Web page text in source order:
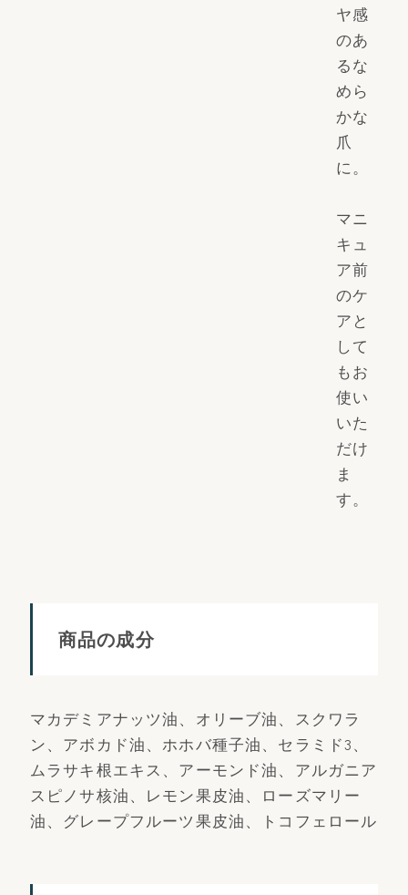
ヤ感
のあ
るな
めら
かな
爪
に。
マニ
キュ
ア前
のケ
アと
して
もお
使い
いた
だけ
ま
す。
商品の成分
マカデミアナッツ油、オリーブ油、スクワラ
ン、アボカド油、ホホバ種子油、セラミド3、
ムラサキ根エキス、アーモンド油、アルガニア
スピノサ核油、レモン果皮油、ローズマリー
油、グレープフルーツ果皮油、トコフェロール